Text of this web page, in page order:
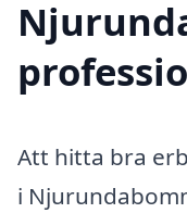
Att hitta bra
i